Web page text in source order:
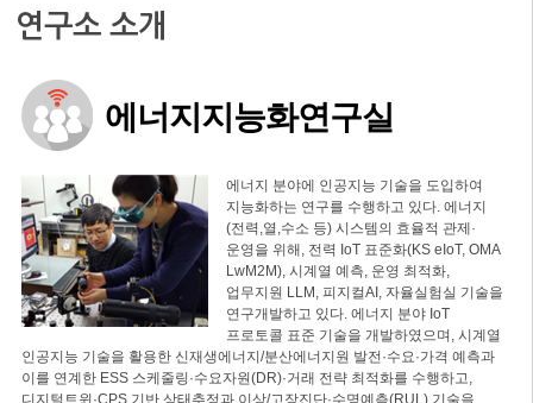
연구소 소개
에너지지능화연구실
에너지 분야에 인공지능 기술을 도입하여
지능화하는 연구를 수행하고 있다. 에너지
(전력,열,수소 등) 시스템의 효율적 관제·
운영을 위해, 전력 IoT 표준화(KS eIoT, OMA
LwM2M), 시계열 예측, 운영 최적화,
업무지원 LLM, 피지컬AI, 자율실험실 기술을
연구개발하고 있다. 에너지 분야 IoT
프로토콜 표준 기술을 개발하였으며, 시계열
인공지능 기술을 활용한 신재생에너지/분산에너지원 발전·수요·가격 예측과
이를 연계한 ESS 스케줄링·수요자원(DR)·거래 전략 최적화를 수행하고,
디지털트윈·CPS 기반 상태추정과 이상/고장진단·수명예측(RUL) 기술을